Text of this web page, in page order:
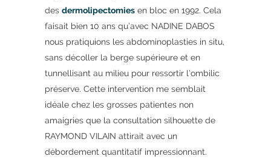
des dermolipectomies en bloc en 1992. Cela
faisait bien 10 ans qu’avec NADINE DABOS
nous pratiquions les abdominoplasties in situ,
sans décoller la berge supérieure et en
tunnellisant au milieu pour ressortir l’ombilic
préserve. Cette intervention me semblait
idéale chez les grosses patientes non
amaigries que la consultation silhouette de
RAYMOND VILAIN attirait avec un
débordement quantitatif impressionnant.